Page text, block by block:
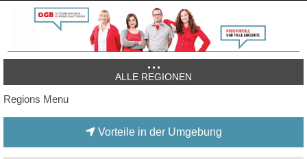
ALLE REGIONEN
Regions Menu
Vorteile in der Umgebung